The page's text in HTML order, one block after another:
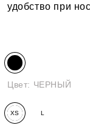
удобство при
Цвет: ЧЕРНЫЙ
XS L